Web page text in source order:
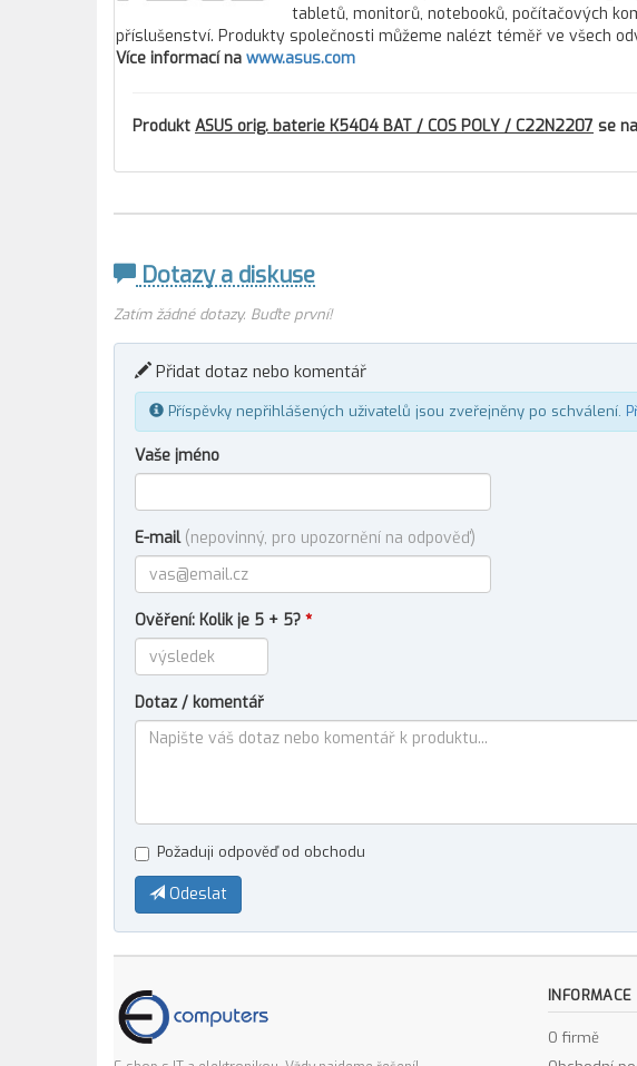
tabletů, monitorů, notebooků, počítačových
příslušenství. Produkty společnosti můžeme nalézt téměř ve všech
Více informací na www.asus.com
Produkt ASUS orig. baterie K5404 BAT / COS POLY / C22N2207 se
Dotazy a diskuse
Zatím žádné dotazy. Buďte první!
Přidat dotaz nebo komentář
Příspěvky nepřihlášených uživatelů jsou zveřejněny po schválení.
Vaše jméno
E-mail (nepovinný, pro upozornění na odpověď)
Ověření: Kolik je 5 + 5? *
Dotaz / komentář
Požaduji odpověď od obchodu
Odeslat
INFORMACE
O firmě